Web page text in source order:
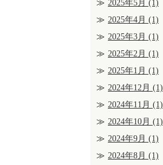
2025年5月 (1)
2025年4月 (1)
2025年3月 (1)
2025年2月 (1)
2025年1月 (1)
2024年12月 (1)
2024年11月 (1)
2024年10月 (1)
2024年9月 (1)
2024年8月 (1)